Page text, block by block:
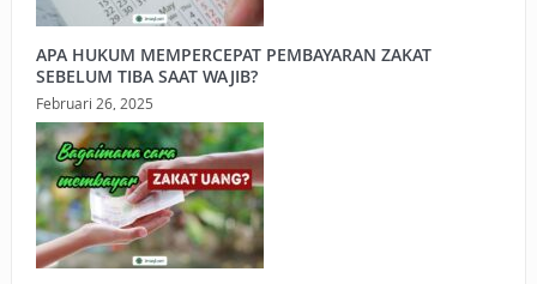
APA HUKUM MEMPERCEPAT PEMBAYARAN ZAKAT
SEBELUM TIBA SAAT WAJIB?
Februari 26, 2025